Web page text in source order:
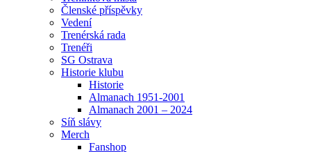
Členské příspěvky
Vedení
Trenérská rada
Trenéři
SG Ostrava
Historie klubu
Historie
Almanach 1951-2001
Almanach 2001 – 2024
Síň slávy
Merch
Fanshop